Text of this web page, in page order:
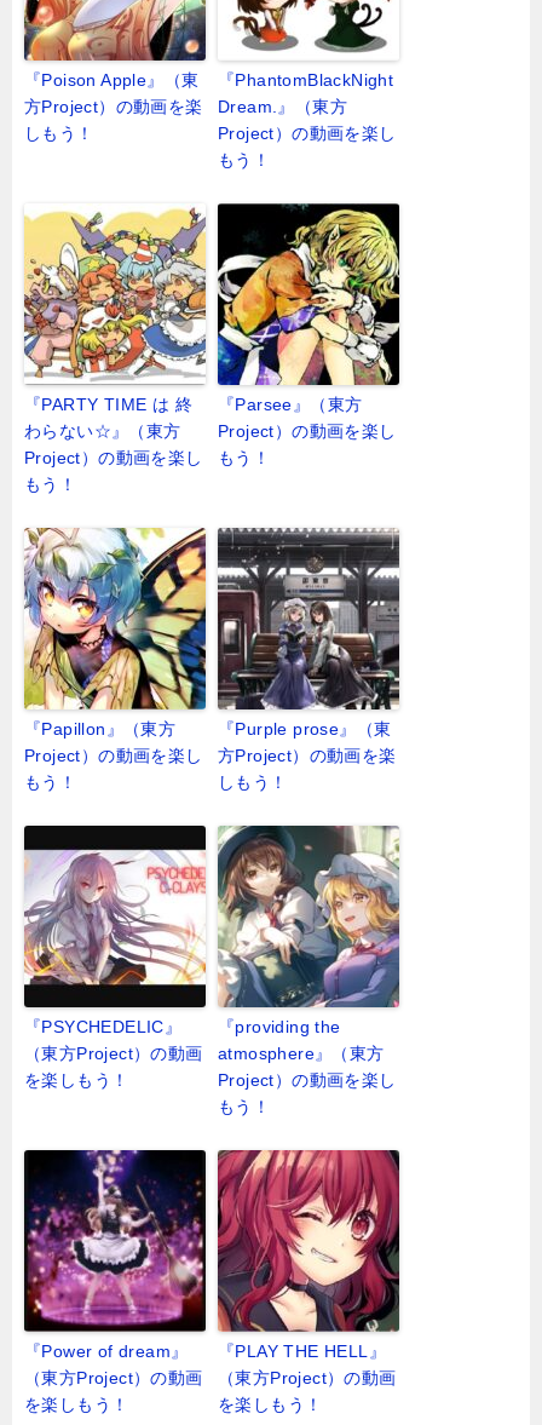
『Poison Apple』（東
方Project）の動画を楽
しもう！
『PhantomBlackNight
Dream.』（東方
Project）の動画を楽し
もう！
『PARTY TIME は 終
わらない☆』（東方
Project）の動画を楽し
もう！
『Parsee』（東方
Project）の動画を楽し
もう！
『Papillon』（東方
Project）の動画を楽し
もう！
『Purple prose』（東
方Project）の動画を楽
しもう！
『PSYCHEDELIC』
（東方Project）の動画
を楽しもう！
『providing the
atmosphere』（東方
Project）の動画を楽し
もう！
『Power of dream』
（東方Project）の動画
を楽しもう！
『PLAY THE HELL』
（東方Project）の動画
を楽しもう！